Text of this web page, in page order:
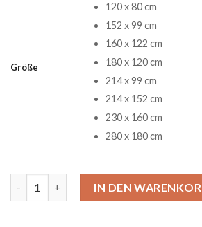
Größe
120 x 80 cm
152 x 99 cm
160 x 122 cm
180 x 120 cm
214 x 99 cm
214 x 152 cm
230 x 160 cm
280 x 180 cm
IN DEN